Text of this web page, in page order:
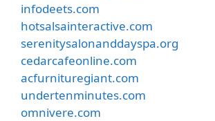
infodeets.com
hotsalsainteractive.com
serenitysalonanddayspa.org
cedarcafeonline.com
acfurnituregiant.com
undertenminutes.com
omnivere.com